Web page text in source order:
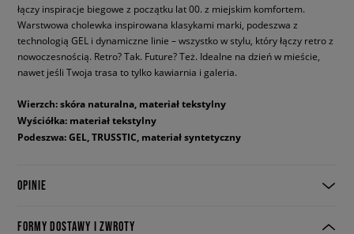
łączy inspiracje biegowe z początku lat 00. z miejskim komfortem.
Warstwowa cholewka inspirowana klasykami marki, podeszwa z
technologią GEL i dynamiczne linie – wszystko w stylu, który łączy retro z
nowoczesnością. Retro? Tak. Future? Też. Idealne na dzień w mieście,
nawet jeśli Twoja trasa to tylko kawiarnia i galeria.
Wierzch: skóra naturalna, materiał tekstylny
Wyściółka: materiał tekstylny
Podeszwa: GEL, TRUSSTIC, materiał syntetyczny
OPINIE
FORMY DOSTAWY I ZWROTY